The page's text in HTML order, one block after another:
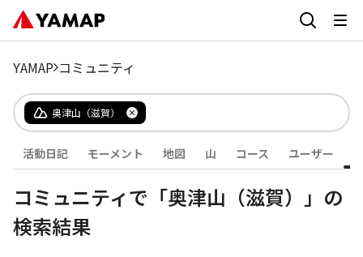
YAMAP コミュニティ
奥津山（滋賀）
活動日記 モーメント 地図 山 コース ユーザー
コミュニティで「奥津山（滋賀）」の
検索結果